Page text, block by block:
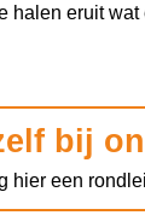
halen eruit wat
bij
hier een